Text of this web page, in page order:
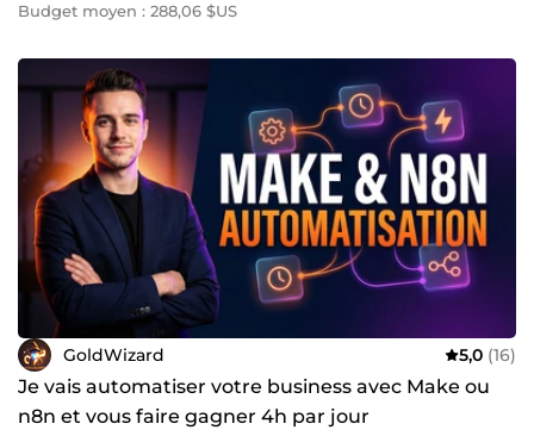
Budget moyen : 288,06 $US
GoldWizard 5,0 (16)
Je vais automatiser votre business avec Make ou
n8n et vous faire gagner 4h par jour